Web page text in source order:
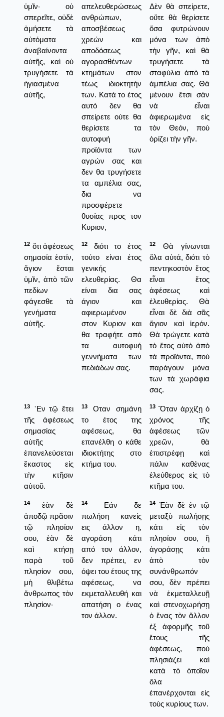
ὑμῖν· οὐ
σπερεῖτε, οὐδὲ
ἀμήσετε τὰ
αὐτόματα
ἀναβαίνοντα
αὐτῆς, καὶ οὐ
τρυγήσετε τὰ
ἡγιασμένα
αὐτῆς,
απελευθερώσεως
ανθρώπων,
αποσβέσεως
χρεών και
αποδόσεως
αγορασθέντων
κτημάτων στον
τέως ιδιοκτητήν
των. Κατά το έτος
αυτό δεν θα
σπείρετε ούτε θα
θερίσετε τα
αυτοφυή
προϊόντα των
αγρών σας και
δεν θα τρυγήσετε
τα αμπέλια σας,
δια να
προσφέρετε
θυσίας προς τον
Κυριον,
Δὲν θὰ σπείρετε,
οὔτε θὰ θερίσετε
ὅσα φυτρώνουν
μόνα των ἀπὸ
τὴν γῆν, καὶ θὰ
τρυγήσετε τὰ
σταφύλια ἀπὸ τὰ
ἀμπέλια σας. Θὰ
μένουν ἔτσι σὰν
νὰ εἶναι
ἀφιερωμένα εἰς
τὸν Θεόν, ποὺ
ὁρίζει τὴν γῆν.
12 ὅτι ἀφέσεως
σημασία ἐστίν,
ἅγιον ἔσται
ὑμῖν, ἀπὸ τῶν
πεδίων
φάγεσθε τὰ
γενήματα
αὐτῆς.
12
διότι το έτος
τούτο είναι έτος
γενικής
ελευθερίας. Θα
είναι δια σας
άγιον και
αφιερωμένον
στον Κυριον και
θα τραφήτε από
τα αυτοφυή
γεννήματα των
πεδιάδων σας.
12
Θὰ γίνωνται
ὅλα αὐτά, διότι τὸ
πεντηκοστὸν ἔτος
εἶναι ἔτος
ἀφέσεως καὶ
ἐλευθερίας. Θὰ
εἶναι δὲ διὰ σᾶς
ἅγιον καὶ ἱερόν.
Θὰ τρώγετε κατὰ
τὸ ἔτος αὐτὸ ἀπὸ
τὰ προϊόντα, ποὺ
παράγουν μόνα
των τὰ χωράφια
σας.
13
᾿Εν τῷ ἔτει
τῆς ἀφέσεως
σημασίας
αὐτῆς
ἐπανελεύσεται
ἕκαστος εἰς
τὴν κτῆσιν
αὐτοῦ.
13
Οταν σημάνη
το έτος της
αφέσεως, θα
επανέλθη ο κάθε
ιδιοκτήτης στο
κτήμα του.
13 Ὅταν ἀρχίζῃ ὁ
χρόνος τῆς
ἀφέσεως τῶν
χρεῶν, θὰ
ἐπιστρέφῃ καὶ
πάλιν καθένας
ἐλεύθερος εἰς τὸ
κτῆμα του.
14
ἐὰν δὲ
ἀποδῷ πρᾶσιν
τῷ πλησίον
σου, ἐὰν δὲ
καὶ κτήσῃ
παρὰ τοῦ
πλησίον σου,
μὴ θλιβέτω
ἄνθρωπος τὸν
πλησίον·
14
Εάν δε
πωλήση κανείς
εις άλλον η,
αγοράση κάτι
από τον άλλον,
δεν πρέπει, εν
όψει του έτους της
αφέσεως, να
εκμεταλλευθή και
απατήση ο ένας
τον άλλον.
14
Ἐὰν δὲ ἐν τῷ
μεταξὺ πωλήσῃς
κάτι εἰς τὸν
πλησίον σου, ἢ
ἀγοράσῃς κάτι
ἀπὸ τὸν
συνάνθρωπόν
σου, δὲν πρέπει
νὰ ἐκμεταλλευῇ
καὶ στενοχωρήσῃ
ὁ ἕνας τὸν ἄλλον
ἐξ ἀφορμῆς τοῦ
ἔτους τῆς
ἀφέσεως, ποὺ
πλησιάζει καὶ
κατὰ τὸ ὁποῖον
ὅλα
ἐπανέρχονται εἰς
τοὺς κυρίους των.